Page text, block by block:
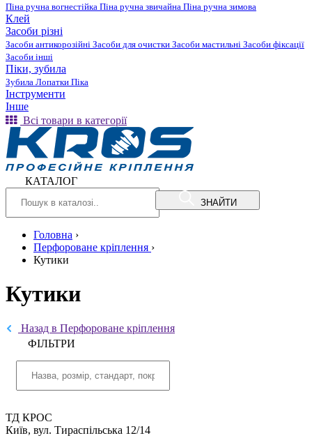
Піна ручна вогнестійка Піна ручна звичайна Піна ручна зимова
Клей
Засоби різні
Засоби антикорозійні Засоби для очистки Засоби мастильні Засоби фіксації
Засоби інші
Піки, зубила
Зубила Лопатки Піка
Інструменти
Інше
Всі товари в категорії
КАТАЛОГ
ЗНАЙТИ
Головна ›
Перфороване кріплення ›
Кутики
Кутики
Назад в Перфороване кріплення
ФIЛЬТРИ
ТД КРОС
Київ, вул. Тираспільська 12/14